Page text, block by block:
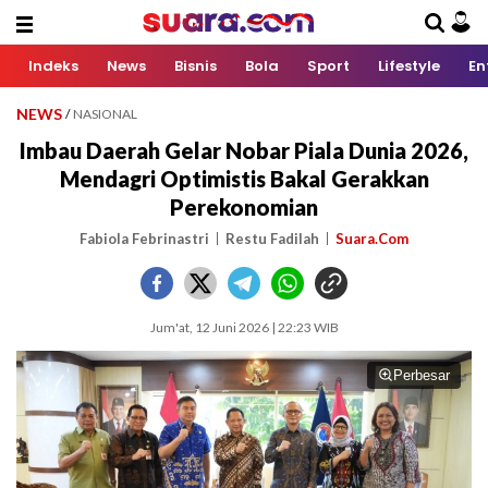
Indeks News Bisnis Bola Sport Lifestyle
NEWS / NASIONAL
Imbau Daerah Gelar Nobar Piala Dunia 2026,
Mendagri Optimistis Bakal Gerakkan
Perekonomian
Fabiola Febrinastri Restu Fadilah Suara.Com
Jum'at, 12 Juni 2026 | 22:23 WIB
Perbesar